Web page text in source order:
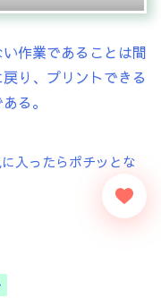
作業であることは間
り、プリントできる
る。